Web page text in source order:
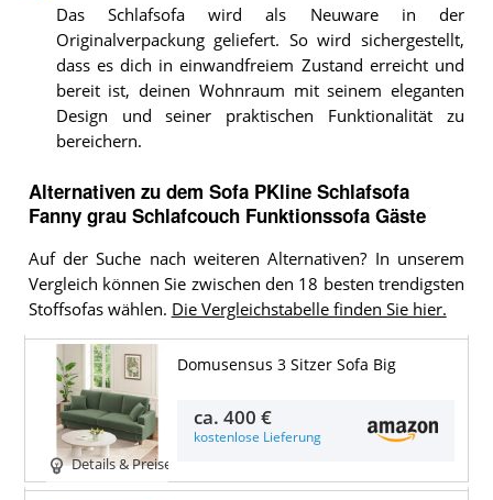
Das Schlafsofa wird als Neuware in der
Originalverpackung geliefert. So wird sichergestellt,
dass es dich in einwandfreiem Zustand erreicht und
bereit ist, deinen Wohnraum mit seinem eleganten
Design und seiner praktischen Funktionalität zu
bereichern.
Alternativen zu dem Sofa PKline Schlafsofa
Fanny grau Schlafcouch Funktionssofa Gäste
Auf der Suche nach weiteren Alternativen? In unserem
Vergleich können Sie zwischen den 18 besten trendigsten
Stoffsofas wählen. Die Vergleichstabelle finden Sie hier.
Details & Preise
Domusensus 3 Sitzer Sofa Big
ca.400 €
kostenlose Lieferung